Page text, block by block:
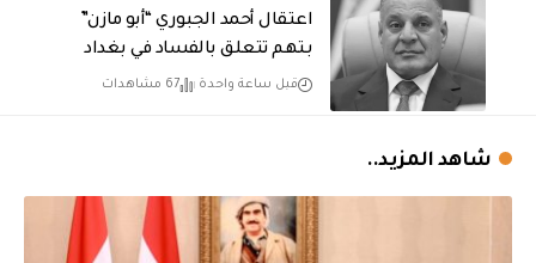
اعتقال أحمد الجبوري “أبو مازن”
بتهم تتعلق بالفساد في بغداد
قبل ساعة واحدة 67 مشاهدات
شاهد المزيد..